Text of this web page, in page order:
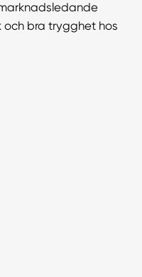
och bra trygghet hos